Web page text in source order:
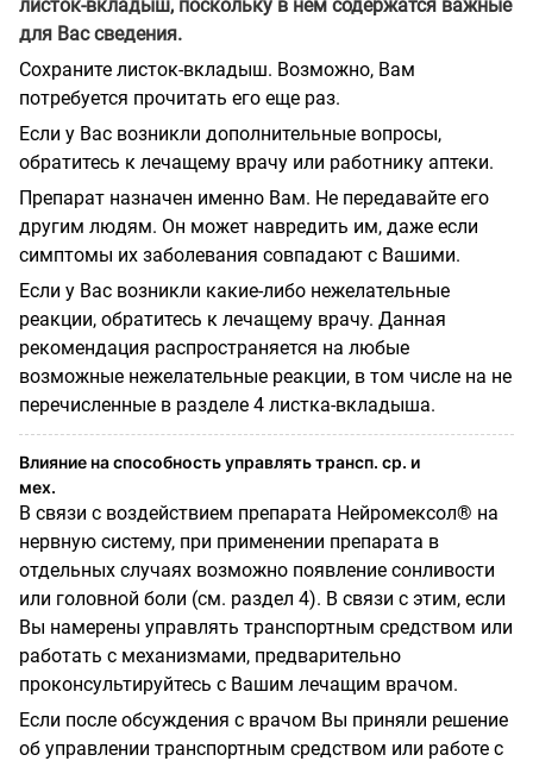
листок-вкладыш, поскольку в нем содержатся важные
для Вас сведения.
Сохраните листок-вкладыш. Возможно, Вам
потребуется прочитать его еще раз.
Если у Вас возникли дополнительные вопросы,
обратитесь к лечащему врачу или работнику аптеки.
Препарат назначен именно Вам. Не передавайте его
другим людям. Он может навредить им, даже если
симптомы их заболевания совпадают с Вашими.
Если у Вас возникли какие-либо нежелательные
реакции, обратитесь к лечащему врачу. Данная
рекомендация распространяется на любые
возможные нежелательные реакции, в том числе на не
перечисленные в разделе 4 листка-вкладыша.
Влияние на способность управлять трансп. ср. и
мех.
В связи с воздействием препарата Нейромексол® на
нервную систему, при применении препарата в
отдельных случаях возможно появление сонливости
или головной боли (см. раздел 4). В связи с этим, если
Вы намерены управлять транспортным средством или
работать с механизмами, предварительно
проконсультируйтесь с Вашим лечащим врачом.
Если после обсуждения с врачом Вы приняли решение
об управлении транспортным средством или работе с